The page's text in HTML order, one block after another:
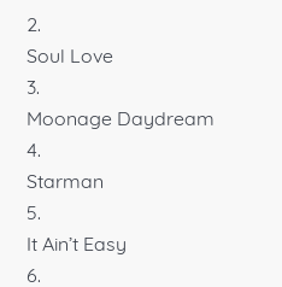
Soul Love
Moonage Daydream
Starman
It Ain’t Easy